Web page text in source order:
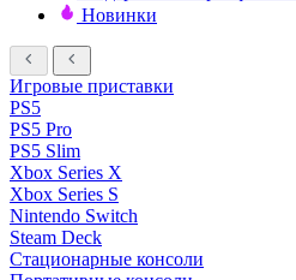
Новинки
Игровые приставки
PS5
PS5 Pro
PS5 Slim
Xbox Series X
Xbox Series S
Nintendo Switch
Steam Deck
Стационарные консоли